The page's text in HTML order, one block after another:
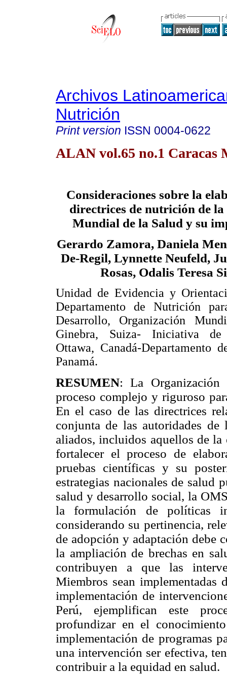
Archivos
Nutrición
Print version ISSN 0004-0622
ALAN vol.65 no.1 Caracas
Consideraciones sobre la
directrices de nutrición de
Mundial de la Salud y su
Gerardo Zamora, Daniela
De-Regil, Lynnette Neufeld,
Rosas, Odalis Teresa
Unidad de Evidencia y
Departamento de Nutrición
Desarrollo, Organización
Ginebra, Suiza- Iniciativa de
Ottawa, Canadá-
Panamá.
RESUMEN: La
proceso complejo y riguroso
En el caso de las directrices
conjunta de las autoridades
aliados, incluidos aquellos de
fortalecer el proceso de
pruebas científicas y su
estrategias nacionales de salud
salud y desarrollo social, la
la formulación de políticas
considerando su pertinencia,
de adopción y adaptación debe
la ampliación de brechas en
contribuyen a que las
Miembros sean implementadas
implementación de
Perú, ejemplifican este
profundizar en el
implementación de programas
una intervención ser efectiva,
contribuir a la equidad en salud.